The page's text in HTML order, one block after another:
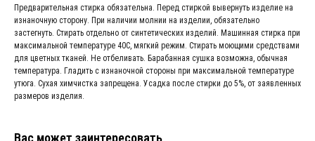
Предварительная стирка обязательна. Перед стиркой вывернуть изделие на
изнаночную сторону. При наличии молнии на изделии, обязательно
застегнуть. Стирать отдельно от синтетических изделий. Машинная стирка при
максимальной температуре 40С, мягкий режим. Стирать моющими средствами
для цветных тканей. Не отбеливать. Барабанная сушка возможна, обычная
температура. Гладить с изнаночной стороны при максимальной температуре
утюга. Сухая химчистка запрещена. Усадка после стирки до 5%, от заявленных
размеров изделия.
Вас может заинтересовать